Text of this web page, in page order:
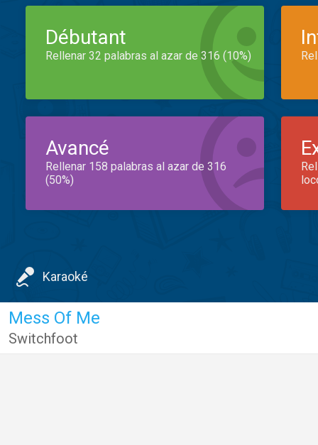
Débutant
Rellenar 32 palabras al azar de 316 (10%)
Avancé
Rellenar 158 palabras al azar de 316
(50%)
Karaoké
Mess Of Me
Switchfoot